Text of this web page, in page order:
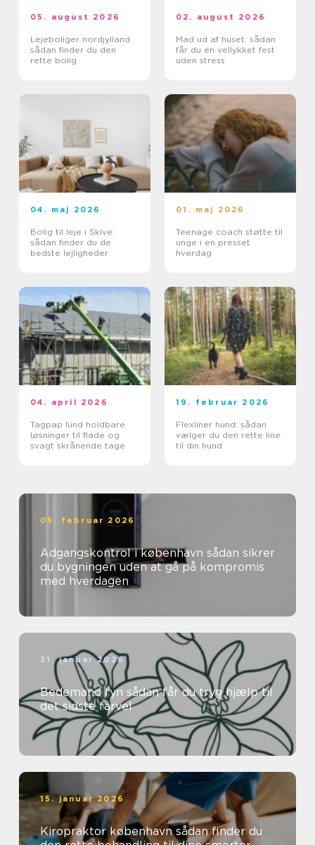
05. august 2026
Lejeboliger nordjylland
sådan finder du den
rette bolig
02. august 2026
Mad ud af huset: sådan
får du en vellykket fest
uden stress
04. maj 2026
Bolig til leje i Skive:
sådan finder du de
bedste lejligheder
01. maj 2026
Teenage coach støtte til
unge i en presset
hverdag
04. april 2026
Tagpap lund holdbare
løsninger til flade og
svagt skrånende tage
19. februar 2026
Flexliner hund: sådan
vælger du den rette line
til din hund
05. februar 2026
Adgangskontrol i københavn sådan sikrer
du bygningen uden at gå på kompromis
med hverdagen
31. januar 2026
Bedemand fyn sådan får du tryg hjælp til
det sidste farvel
15. januar 2026
Kiropraktor københavn sådan finder du